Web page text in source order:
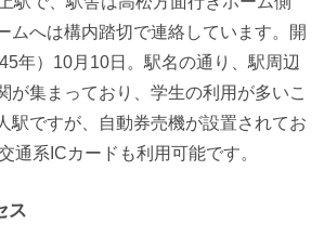
ムへは構内踏切で連絡しています。開
年）10月10日。駅名の通り、駅周辺
が集まっており、学生の利用が多いこ
駅ですが、自動券売機が設置されてお
通系ICカードも利用可能です。
ス